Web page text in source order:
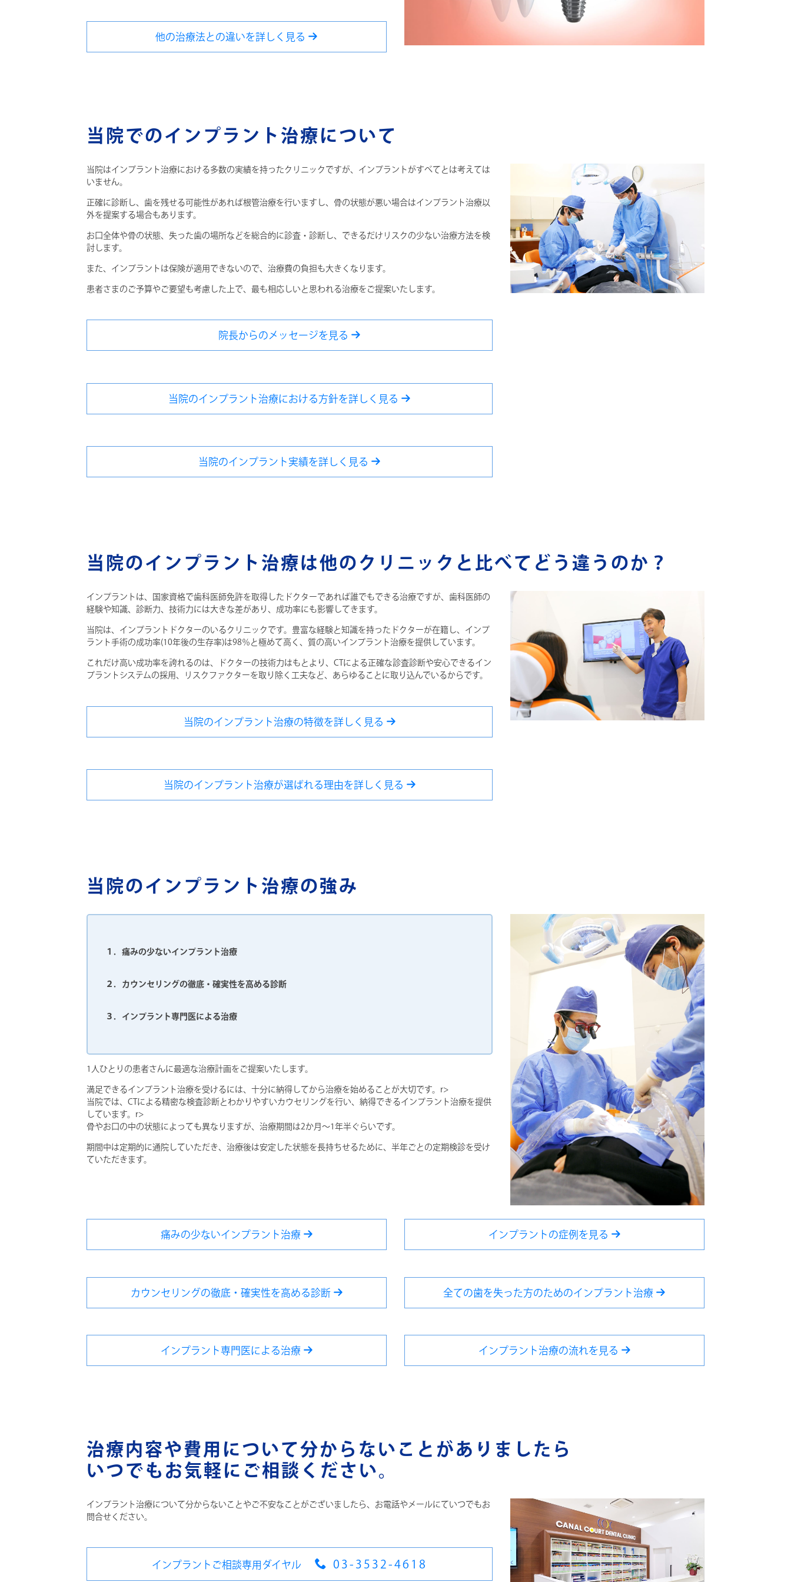
他の治療法との違いを詳しく見る
当院でのインプラント治療について
当院はインプラント治療における多数の実績を持ったクリニックですが、インプラントがすべてとは考えては
いません。
正確に診断し、歯を残せる可能性があれば根管治療を行いますし、骨の状態が悪い場合はインプラント治療以
外を提案する場合もあります。
お口全体や骨の状態、失った歯の場所などを総合的に診査・診断し、できるだけリスクの少ない治療方法を検
討します。
また、インプラントは保険が適用できないので、治療費の負担も大きくなります。
患者さまのご予算やご要望も考慮した上で、最も相応しいと思われる治療をご提案いたします。
院長からのメッセージを見る
当院のインプラント治療における方針を詳しく見る
当院のインプラント実績を詳しく見る
当院のインプラント治療は他のクリニックと比べてどう違うのか？
インプラントは、国家資格で歯科医師免許を取得したドクターであれば誰でもできる治療ですが、歯科医師の
経験や知識、診断力、技術力には大きな差があり、成功率にも影響してきます。
当院は、インプラントドクターのいるクリニックです。豊富な経験と知識を持ったドクターが在籍し、インプ
ラント手術の成功率(10年後の生存率)は98％と極めて高く、質の高いインプラント治療を提供しています。
これだけ高い成功率を誇れるのは、ドクターの技術力はもとより、CTによる正確な診査診断や安心できるイン
プラントシステムの採用、リスクファクターを取り除く工夫など、あらゆることに取り込んでいるからです。
当院のインプラント治療の特徴を詳しく見る
当院のインプラント治療が選ばれる理由を詳しく見る
当院のインプラント治療の強み
１．痛みの少ないインプラント治療
２．カウンセリングの徹底・確実性を高める診断
３．インプラント専門医による治療
1人ひとりの患者さんに最適な治療計画をご提案いたします。
満足できるインプラント治療を受けるには、十分に納得してから治療を始めることが大切です。r>
当院では、CTによる精密な検査診断とわかりやすいカウセリングを行い、納得できるインプラント治療を提供
しています。r>
骨やお口の中の状態によっても異なりますが、治療期間は2か月～1年半ぐらいです。
期間中は定期的に通院していただき、治療後は安定した状態を長持ちせるために、半年ごとの定期検診を受け
ていただきます。
痛みの少ないインプラント治療
カウンセリングの徹底・確実性を高める診断
インプラント専門医による治療
インプラントの症例を見る
全ての歯を失った方のためのインプラント治療
インプラント治療の流れを見る
治療内容や費用について分からないことがありましたら
いつでもお気軽にご相談ください。
インプラント治療について分からないことやご不安なことがございましたら、お電話やメールにていつでもお
問合せください。
インプラントご相談専用ダイヤル 03-3532-4618